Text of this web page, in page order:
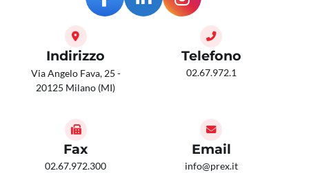
Indirizzo
Via Angelo Fava, 25 -
20125 Milano (MI)
Telefono
02.67.972.1
Fax
02.67.972.300
Email
info@prex.it